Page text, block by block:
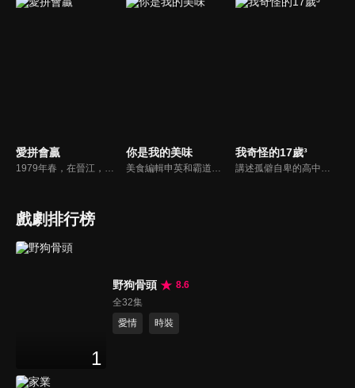
愛拼會贏
1979年春，在晉江，高進陽和葉守禮兩個將近不惑之年的好兄弟，正在就如何致富、如何擺脱貧窮的問題爭論得面紅耳赤，高進陽夫婦用一條小漁船，開始了他們商業經貿的創業生涯。熱愛土地的葉守禮始終根植農業種植生產的領域，通過傳統與科技相結合，也走出了一條特色農業致富之路...
你是我的美味
美食編輯申英和霸道上司鄭道並肩作戰，在職場中越挫越勇，最終愛情事業雙豐收，温情小奶狗于思成和雜誌攝影師同為職場打工人，也一起在吃瓜和磕糖中共同成長。
我奇怪的17歲³
講述孤僻自卑的高中女生安靜，透過小說創作療癒自己。小說中三個性格不同的女主角和小夥伴們的故事也投射了安靜自己的成長過程。完成小說後的安靜，接納了人生的不完美，沒有遺憾地告別了自己的十七歲。
戲劇排行榜
1
野狗骨頭
8.6
全32集
愛情
時裝